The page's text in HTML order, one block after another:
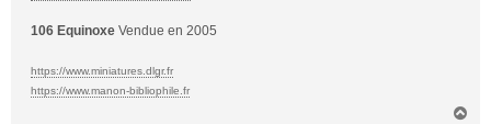
106 Equinoxe Vendue en 2005
https://www.miniatures.dlgr.fr
https://www.manon-bibliophile.fr